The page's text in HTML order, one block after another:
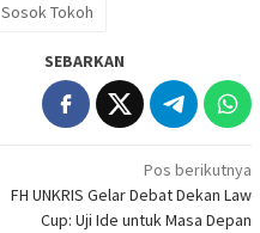
Sosok Tokoh
SEBARKAN
Pos berikutnya
FH UNKRIS Gelar Debat Dekan Law
Cup: Uji Ide untuk Masa Depan